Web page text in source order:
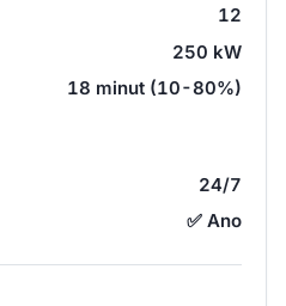
12
250 kW
18 minut (10-80%)
24/7
✅ Ano